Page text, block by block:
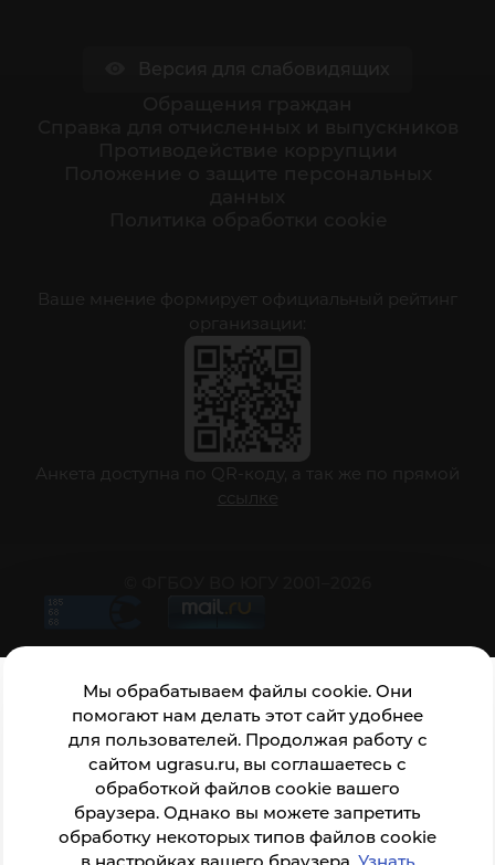
Мы обрабатываем файлы cookie. Они
помогают нам делать этот сайт удобнее
для пользователей. Продолжая работу с
сайтом ugrasu.ru, вы соглашаетесь с
обработкой файлов cookie вашего
браузера. Однако вы можете запретить
обработку некоторых типов файлов cookie
Ваше мнение формирует официальный рейтинг
организации:
Анкета доступна по QR-коду, а так же по прямой
ссылке